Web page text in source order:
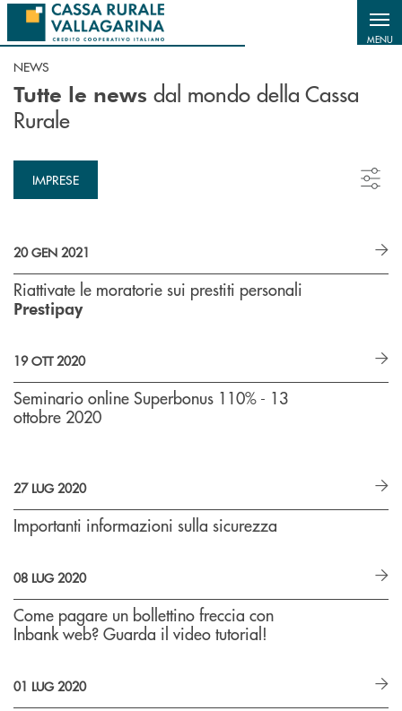
Salta al contenuto principale
MENU
NEWS
Tutte le news dal mondo della Cassa
Rurale
IMPRESE
20 GEN 2021
Riattivate le moratorie sui prestiti personali
Prestipay
19 OTT 2020
Seminario online Superbonus 110% - 13
ottobre 2020
27 LUG 2020
Importanti informazioni sulla sicurezza
08 LUG 2020
Come pagare un bollettino freccia con
Inbank web? Guarda il video tutorial!
01 LUG 2020